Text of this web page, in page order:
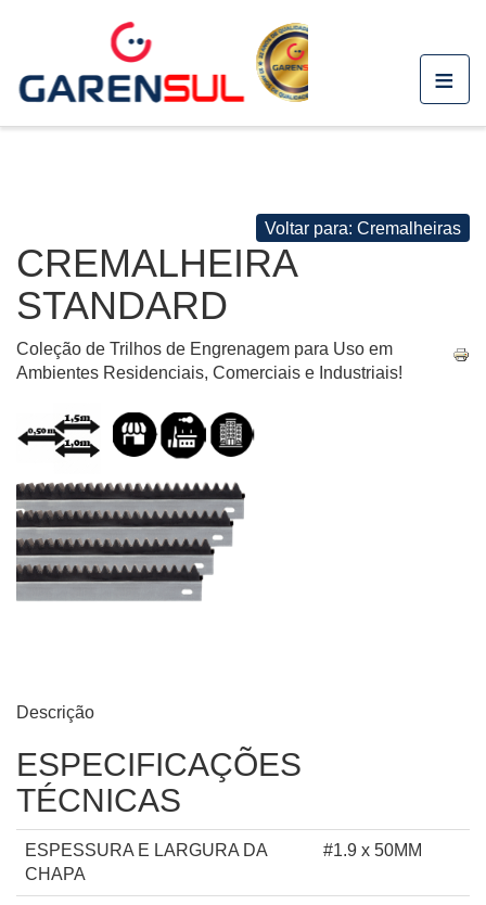
≡
Voltar para: Cremalheiras
CREMALHEIRA
STANDARD
Coleção de Trilhos de Engrenagem para Uso em
Ambientes Residenciais, Comerciais e Industriais!
Descrição
ESPECIFICAÇÕES
TÉCNICAS
ESPESSURA E LARGURA DA
CHAPA
#1.9 x 50MM